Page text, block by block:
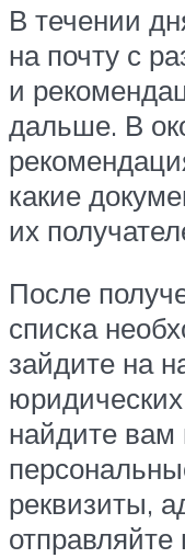
В течении
на почту с
и
дальше. В
какие
их
После
списка
зайдите на
найдите вам
реквизиты,